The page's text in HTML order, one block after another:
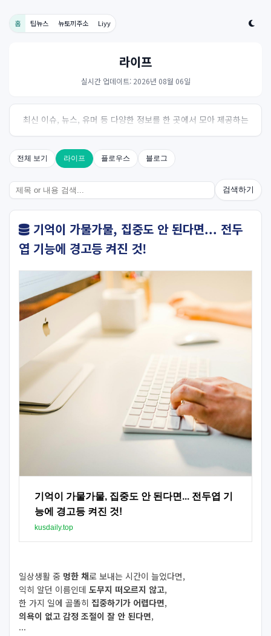
홈 팁뉴스 뉴토끼주소 Liyy
라이프
실시간 업데이트: 2026년 08월 06일
최신 이슈, 뉴스, 유머 등 다양한 정보를 한 곳에서 모아 제공하는
사이트입니다. 오늘의 핫이슈를 한눈에 살펴보세요.
전체 보기 라이프 플로우스 블로그
검색하기
기억이 가물가물, 집중도 안 된다면... 전두
엽 기능에 경고등 켜진 것!
기억이 가물가물, 집중도 안 된다면... 전두엽 기
능에 경고등 켜진 것!
kusdaily.top
일상생활 중 멍한 채로 보내는 시간이 늘었다면,
익히 알던 이름인데 도무지 떠오르지 않고,
한 가지 일에 골똘히 집중하기가 어렵다면,
의욕이 없고 감정 조절이 잘 안 된다면,
···